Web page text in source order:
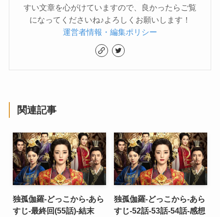
すい文章を心がけていますので、良かったらご覧
になってくださいね♪よろしくお願いします！
運営者情報・編集ポリシー
関連記事
独孤伽羅-どっこから-あら
すじ-最終回(55話)-結末
独孤伽羅-どっこから-あら
すじ-52話-53話-54話-感想